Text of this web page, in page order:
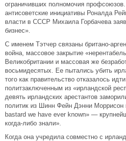
ограничивших полномочия
антисоветские инициативы Роналда
власти в СССР Михаила Горбачева
бизнес».
С именем Тэтчер связаны британо-
война, массовое закрытие
Великобритании и массовая же
восьмидесятых. Ее пытались убить
того как правительство отказалось
политзаключенным из «ирландской
девять ирландских арестантов
политик из Шинн Фейн Дэнни Моррисон
bastard we have ever known» —
когда-либо знали».
Когда она учредила совместно с